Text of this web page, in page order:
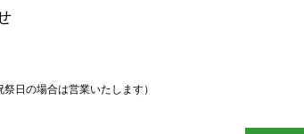
日の場合は営業いたします）